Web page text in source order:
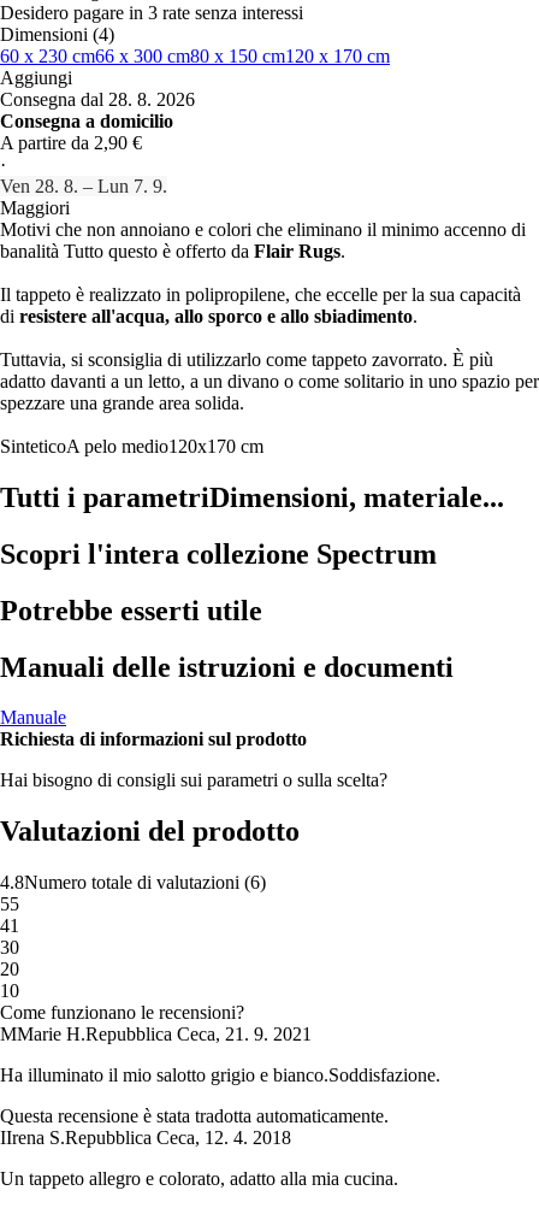
Desidero pagare in 3 rate senza interessi
Dimensioni (4)
60 x 230 cm66 x 300 cm80 x 150 cm120 x 170 cm
Aggiungi
Consegna dal 28. 8. 2026
Consegna a domicilio
A partire da 2,90 €
·
Ven 28. 8. – Lun 7. 9.
Maggiori
Motivi che non annoiano e colori che eliminano il minimo accenno di
banalità Tutto questo è offerto da Flair Rugs.
Il tappeto è realizzato in polipropilene, che eccelle per la sua capacità
di resistere all'acqua, allo sporco e allo sbiadimento.
Tuttavia, si sconsiglia di utilizzarlo come tappeto zavorrato. È più
adatto davanti a un letto, a un divano o come solitario in uno spazio per
spezzare una grande area solida.
SinteticoA pelo medio120x170 cm
Tutti i parametriDimensioni, materiale...
Scopri l'intera collezione Spectrum
Potrebbe esserti utile
Manuali delle istruzioni e documenti
Manuale
Richiesta di informazioni sul prodotto
Hai bisogno di consigli sui parametri o sulla scelta?
Valutazioni del prodotto
4.8Numero totale di valutazioni (6)
55
41
30
20
10
Come funzionano le recensioni?
MMarie H.Repubblica Ceca, 21. 9. 2021
Ha illuminato il mio salotto grigio e bianco.Soddisfazione.
Questa recensione è stata tradotta automaticamente.
IIrena S.Repubblica Ceca, 12. 4. 2018
Un tappeto allegro e colorato, adatto alla mia cucina.